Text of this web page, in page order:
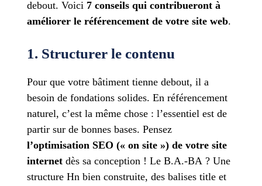
debout. Voici 7 conseils qui contribueront à
améliorer le référencement de votre site web.
1. Structurer le contenu
Pour que votre bâtiment tienne debout, il a
besoin de fondations solides. En référencement
naturel, c’est la même chose : l’essentiel est de
partir sur de bonnes bases. Pensez
l’optimisation SEO (« on site ») de votre site
internetdès sa conception ! Le B.A.-BA ? Une
structure Hn bien construite, des balises title et